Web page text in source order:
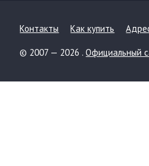
Контакты Как купить
© 2007 — 2026 .Официальный